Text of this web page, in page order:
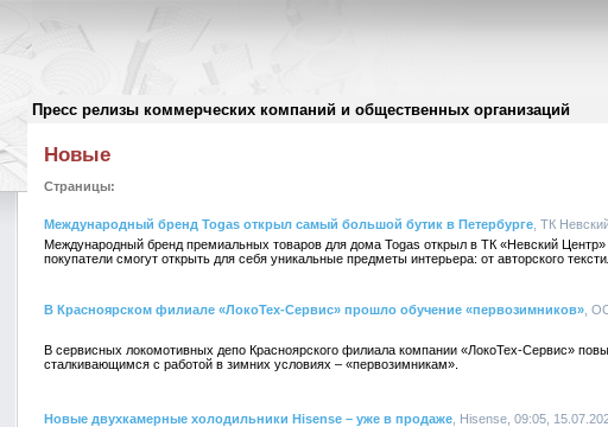
Пресс релизы коммерческих компаний и общественных организаций
Архив пресс-релизов//
Новые
Страницы:
Международный бренд Togas открыл самый большой бутик в Петербурге , ТК
Международный бренд премиальных товаров для дома Togas открыл в ТК «Невский
покупатели смогут открыть для себя уникальные предметы интерьера: от авторского
В Красноярском филиале «ЛокоТех-Сервис» прошло обучение «первозимников» ,
В сервисных локомотивных депо Красноярского филиала компании «ЛокоТех-Сервис»
сталкивающимся с работой в зимних условиях – «первозимникам».
Новые двухкамерные холодильники Hisense – уже в продаже , Hisense, 09:05,